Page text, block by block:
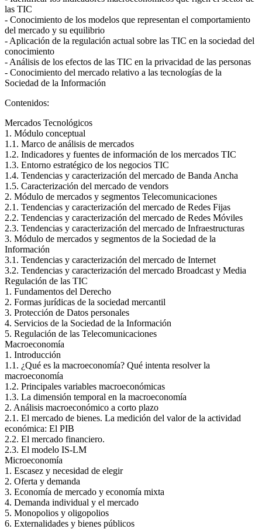
las TIC
- Conocimiento de los modelos que representan el comportamiento
del mercado y su equilibrio
- Aplicación de la regulación actual sobre las TIC en la sociedad del
conocimiento
- Análisis de los efectos de las TIC en la privacidad de las personas
- Conocimiento del mercado relativo a las tecnologías de la
Sociedad de la Información
Contenidos:
Mercados Tecnológicos
1. Módulo conceptual
1.1. Marco de análisis de mercados
1.2. Indicadores y fuentes de información de los mercados TIC
1.3. Entorno estratégico de los negocios TIC
1.4. Tendencias y caracterización del mercado de Banda Ancha
1.5. Caracterización del mercado de vendors
2. Módulo de mercados y segmentos Telecomunicaciones
2.1. Tendencias y caracterización del mercado de Redes Fijas
2.2. Tendencias y caracterización del mercado de Redes Móviles
2.3. Tendencias y caracterización del mercado de Infraestructuras
3. Módulo de mercados y segmentos de la Sociedad de la
Información
3.1. Tendencias y caracterización del mercado de Internet
3.2. Tendencias y caracterización del mercado Broadcast y Media
Regulación de las TIC
1. Fundamentos del Derecho
2. Formas jurídicas de la sociedad mercantil
3. Protección de Datos personales
4. Servicios de la Sociedad de la Información
5. Regulación de las Telecomunicaciones
Macroeconomía
1. Introducción
1.1. ¿Qué es la macroeconomía? Qué intenta resolver la
macroeconomía
1.2. Principales variables macroeconómicas
1.3. La dimensión temporal en la macroeconomía
2. Análisis macroeconómico a corto plazo
2.1. El mercado de bienes. La medición del valor de la actividad
económica: El PIB
2.2. El mercado financiero.
2.3. El modelo IS-LM
Microeconomía
1. Escasez y necesidad de elegir
2. Oferta y demanda
3. Economía de mercado y economía mixta
4. Demanda individual y el mercado
5. Monopolios y oligopolios
6. Externalidades y bienes públicos